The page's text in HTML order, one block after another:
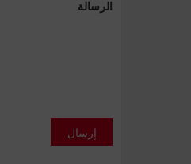
الرسالة
إرسال